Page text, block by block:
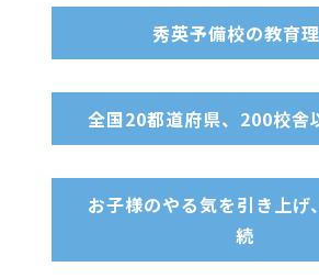
秀英予備校の教育
全国20都道府県、200校舎
お子様のやる気を引き上げ
続